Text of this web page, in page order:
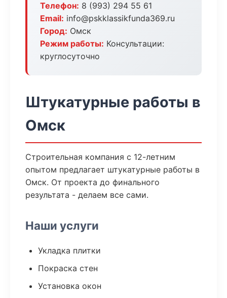
Телефон: 8 (993) 294 55 61
Email: info@pskklassikfunda369.ru
Город: Омск
Режим работы: Консультации:
круглосуточно
Штукатурные работы в
Омск
Строительная компания с 12-летним
опытом предлагает штукатурные работы в
Омск. От проекта до финального
результата - делаем все сами.
Наши услуги
Укладка плитки
Покраска стен
Установка окон